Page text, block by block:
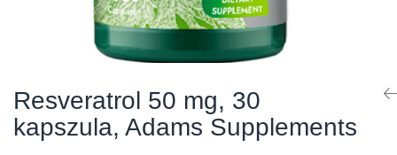
Kiegészítők
Shakerek
Izomgörcsök
Izomrendszer
Keringési rendszer
Koleszterin
Resveratrol 50 mg, 30
kapszula, Adams Supplements